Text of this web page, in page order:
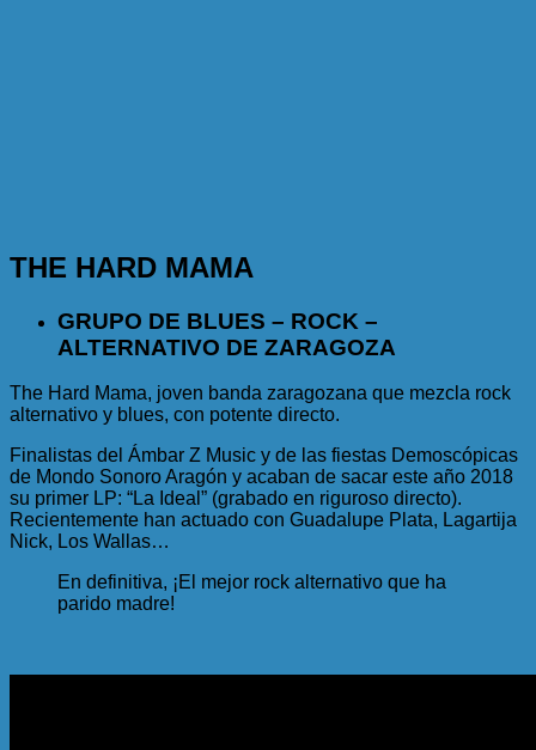
THE HARD MAMA
GRUPO DE BLUES – ROCK –
ALTERNATIVO DE ZARAGOZA
The Hard Mama, joven banda zaragozana que mezcla rock
alternativo y blues, con potente directo.
Finalistas del Ámbar Z Music y de las fiestas Demoscópicas
de Mondo Sonoro Aragón y acaban de sacar este año 2018
su primer LP: “La Ideal” (grabado en riguroso directo).
Recientemente han actuado con Guadalupe Plata, Lagartija
Nick, Los Wallas…
En definitiva, ¡El mejor rock alternativo que ha
parido madre!